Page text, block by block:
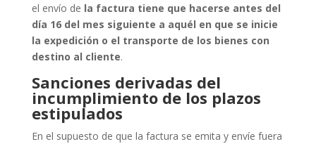
el envío de la factura tiene que hacerse antes del
día 16 del mes siguiente a aquél en que se inicie
la expedición o el transporte de los bienes con
destino al cliente.
Sanciones derivadas del
incumplimiento de los plazos
estipulados
En el supuesto de que la factura se emita y envíe fuera